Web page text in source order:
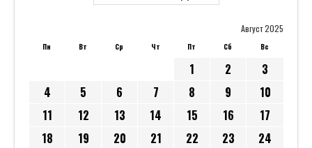
Август 2025
Пн Вт Ср Чт Пт Сб Вс
1 2
3
4
5 6 7 8 9
10
11
12 13 14 15 16
17
18
19 20 21 22 23
24